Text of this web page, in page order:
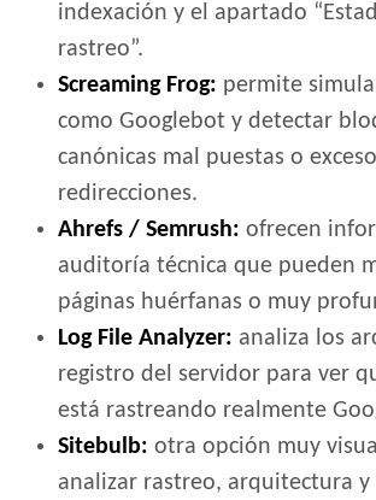
indexación y el apartado
rastreo”.
Screaming Frog: permite
como Googlebot y detectar
canónicas mal puestas o
redirecciones.
Ahrefs / Semrush: ofrecen
auditoría técnica que pueden
páginas huérfanas o muy
Log File Analyzer: analiza los
registro del servidor para ver
está rastreando realmente
Sitebulb: otra opción muy
analizar rastreo, arquitectura